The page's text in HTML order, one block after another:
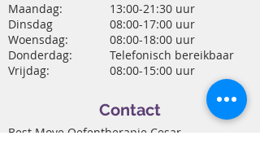
Maandag:
Dinsdag
Woensdag:
Donderdag:
Vrijdag:
13:00-21:30 uur
08:00-17:00 uur
08:00-18:00 uur
Telefonisch bereikbaar
08:00-15:00 uur
Contact
Best Move Oefentherapie Cesar